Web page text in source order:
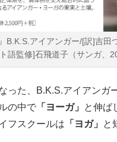
B.K.S.アイアンガー/[訳]吉田
ト語監修]石飛道子（サンガ、
った、B.K.S.アイアンガ
の中で 「ヨーガ」
と伸ば
フスクールは 「ヨガ」 と